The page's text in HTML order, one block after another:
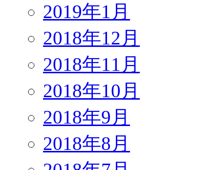
2019年1月
2018年12月
2018年11月
2018年10月
2018年9月
2018年8月